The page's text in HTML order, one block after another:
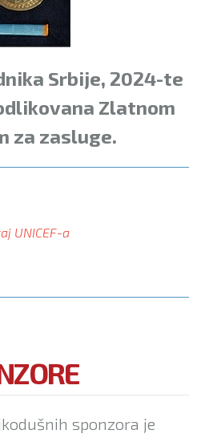
Srbije, 2024-te
Zlatnom
za zasluge.
UNICEF-a
sponzora je